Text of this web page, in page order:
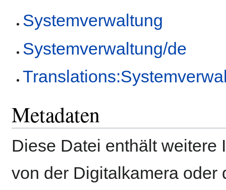
Systemverwaltung
Systemverwaltung/de
Metadaten
Diese Datei enthält weitere
von der Digitalkamera oder